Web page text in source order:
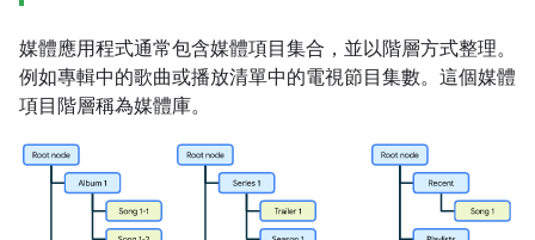
媒體應用程式通常包含媒體項目集合，並以階層方式整理。
例如專輯中的歌曲或播放清單中的電視節目集數。這個媒體
項目階層稱為媒體庫。